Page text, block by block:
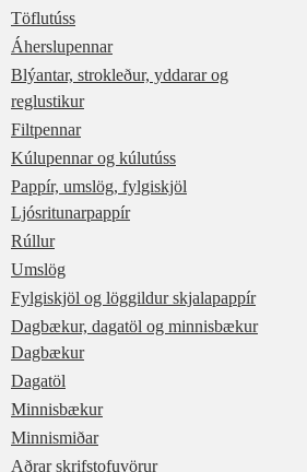
Töflutúss
Áherslupennar
Blýantar, strokleður, yddarar og
reglustikur
Filtpennar
Kúlupennar og kúlutúss
Pappír, umslög, fylgiskjöl
Ljósritunarpappír
Rúllur
Umslög
Fylgiskjöl og löggildur skjalapappír
Dagbækur, dagatöl og minnisbækur
Dagbækur
Dagatöl
Minnisbækur
Minnismiðar
Aðrar skrifstofuvörur